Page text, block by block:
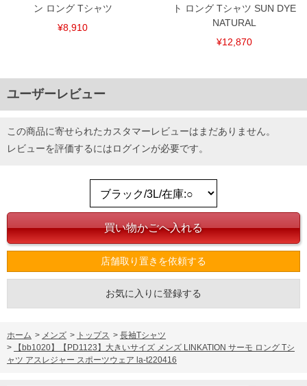
ン ロング Tシャツ
¥8,910
ト ロング Tシャツ SUN DYE
NATURAL
¥12,870
ユーザーレビュー
この商品に寄せられたカスタマーレビューはまだありません。
レビューを評価するにはログインが必要です。
店舗取り置きを依頼する
お気に入りに登録する
ホーム > メンズ > トップス > 長袖Tシャツ
>
【bb1020】【PD1123】大きいサイズ メンズ LINKATION サーモ ロング Tシ
ャツ アスレジャー スポーツウェア la-t220416